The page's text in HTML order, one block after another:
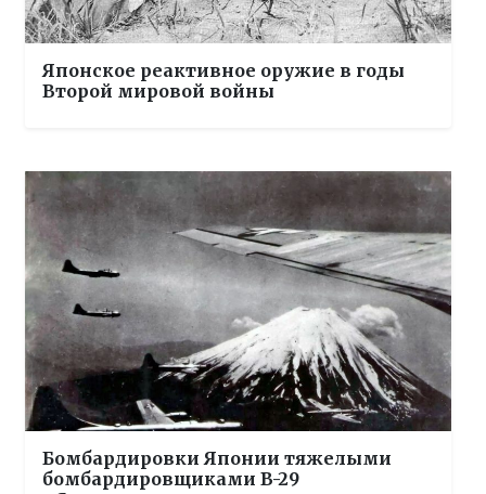
Японское реактивное оружие в годы
Второй мировой войны
Бомбардировки Японии тяжелыми
бомбардировщиками B-29